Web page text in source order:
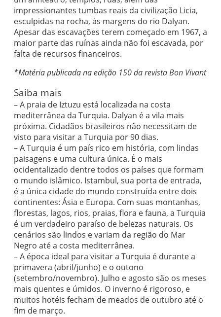
impressionantes tumbas reais da civilização Licia,
esculpidas na rocha, às margens do rio Dalyan.
Apesar das escavações terem começado em 1967, a
maior parte das ruínas ainda não foi escavada, por
falta de recursos financeiros.
*Matéria publicada na edição 150 da revista Bon Vivant
Saiba mais
– A praia de Iztuzu está localizada na costa
mediterrânea da Turquia. Dalyan é a vila mais
próxima. Cidadãos brasileiros não necessitam de
visto para visitar a Turquia por 90 dias.
– A Turquia é um país rico em história, com lindas
paisagens e uma cultura única. É o mais
ocidentalizado dentre todos os países que formam
o mundo islâmico. Istambul, sua porta de entrada,
é a única cidade do mundo construída entre dois
continentes: Ásia e Europa. Com suas montanhas,
florestas, lagos, rios, praias, flora e fauna, a Turquia
é um verdadeiro paraíso de belezas naturais. Os
cenários são lindos e variam da região do Mar
Negro até a costa mediterrânea.
– A época ideal para visitar a Turquia é durante a
primavera (abril/junho) e o outono
(setembro/novembro). Julho e agosto são os meses
mais quentes e úmidos. O inverno é rigoroso, e
muitos hotéis fecham de meados de outubro até o
fim de março.